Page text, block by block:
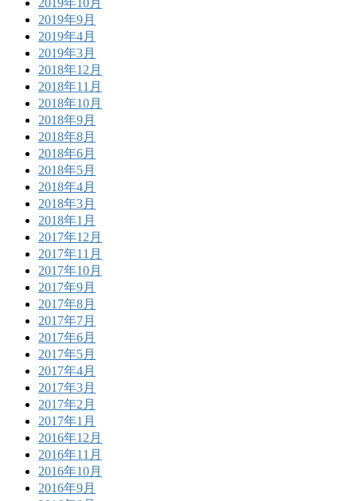
2019年10月
2019年9月
2019年4月
2019年3月
2018年12月
2018年11月
2018年10月
2018年9月
2018年8月
2018年6月
2018年5月
2018年4月
2018年3月
2018年1月
2017年12月
2017年11月
2017年10月
2017年9月
2017年8月
2017年7月
2017年6月
2017年5月
2017年4月
2017年3月
2017年2月
2017年1月
2016年12月
2016年11月
2016年10月
2016年9月